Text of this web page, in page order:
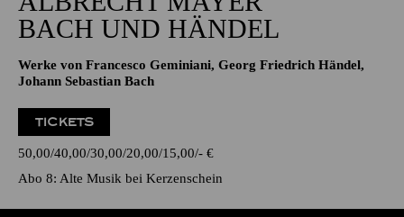
BACH UND HÄNDEL
Werke von Francesco Geminiani, Georg Friedrich Händel,
Johann Sebastian Bach
TICKETS
50,00 40,00 30,00 20,00 15,00 - €
Abo 8: Alte Musik bei Kerzenschein